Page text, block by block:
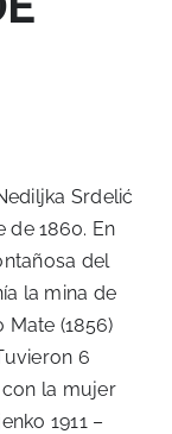
Srdelić
de 1860. En
del
la mina de
Mate (1856)
6
con la mujer
1911 –